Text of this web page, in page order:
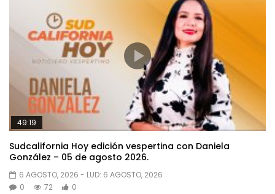
49:19
Sudcalifornia Hoy edición vespertina con Daniela
González – 05 de agosto 2026.
6 AGOSTO, 2026 - LUD: 6 AGOSTO, 2026
0
72 0